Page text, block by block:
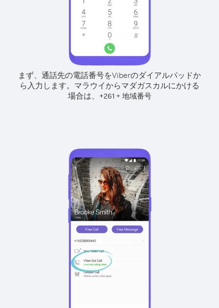
まず、通話先の電話番号をViberのダイアルパッドか
ら入力します。 マラウイからマダガスカルにかける
場合は、
+261+ 地域番号